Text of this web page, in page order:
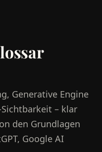
Generative Engine
– klar
den Grundlagen
Google AI